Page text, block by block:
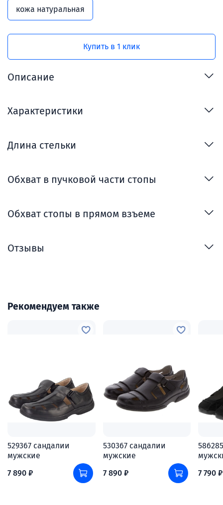
Купить в 1 клик
кожа натуральная
Описание
Характеристики
Длина стельки
Обхват в пучковой части стопы
Обхват стопы в прямом взъеме
Отзывы
Рекомендуем также
529367 сандалии
мужские
7 890 ₽
530367 сандалии
мужские
7 890 ₽
7 790 ₽